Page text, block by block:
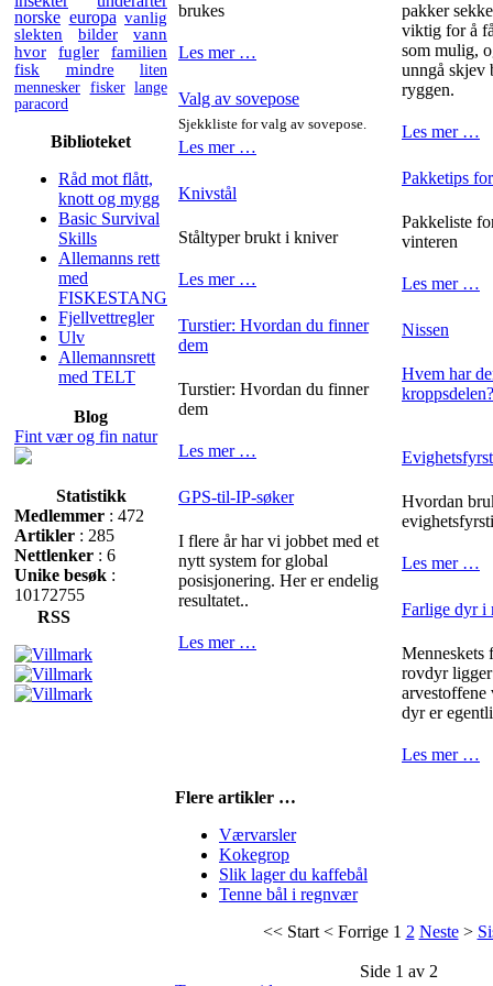
norske europa vanlig
slekten
bilder
vann
hvor
fugler
familien
fisk
mindre
liten
mennesker fisker lange
paracord
Biblioteket
Råd mot flått,
knott og mygg
Basic Survival
Skills
Allemanns rett
med
FISKESTANG
Fjellvettregler
Ulv
Allemannsrett
med TELT
Blog
Fint vær og fin natur
Statistikk
Medlemmer : 472
Artikler : 285
Nettlenker : 6
Unike besøk :
10172755
RSS
brukes
Les mer …
Valg av sovepose
Sjekkliste for valg av sovepose.
Les mer …
Knivstål
Ståltyper brukt i kniver
Les mer …
Turstier: Hvordan du finner
dem
Turstier: Hvordan du finner
dem
Les mer …
GPS-til-IP-søker
I flere år har vi jobbet med et
nytt system for global
posisjonering. Her er endelig
resultatet..
Les mer …
pakker
viktig for å
som mulig,
unngå skjev
ryggen.
Les mer …
Pakketips
Pakkeliste
vinteren
Les mer …
Nissen
Hvem har
kroppsdelen?
Hvordan
Les mer …
Farlige dyr i
Menneskets
rovdyr
arvestoffene
dyr er
Les mer …
Flere artikler …
Værvarsler
Kokegrop
Slik lager du kaffebål
Tenne bål i regnvær
<< Start< Forrige 1 2 Neste>
Side 1 av 2